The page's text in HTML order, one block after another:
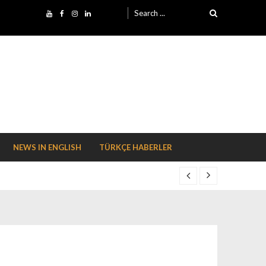
Search for:
NEWS IN ENGLISH TÜRKÇE HABERLER